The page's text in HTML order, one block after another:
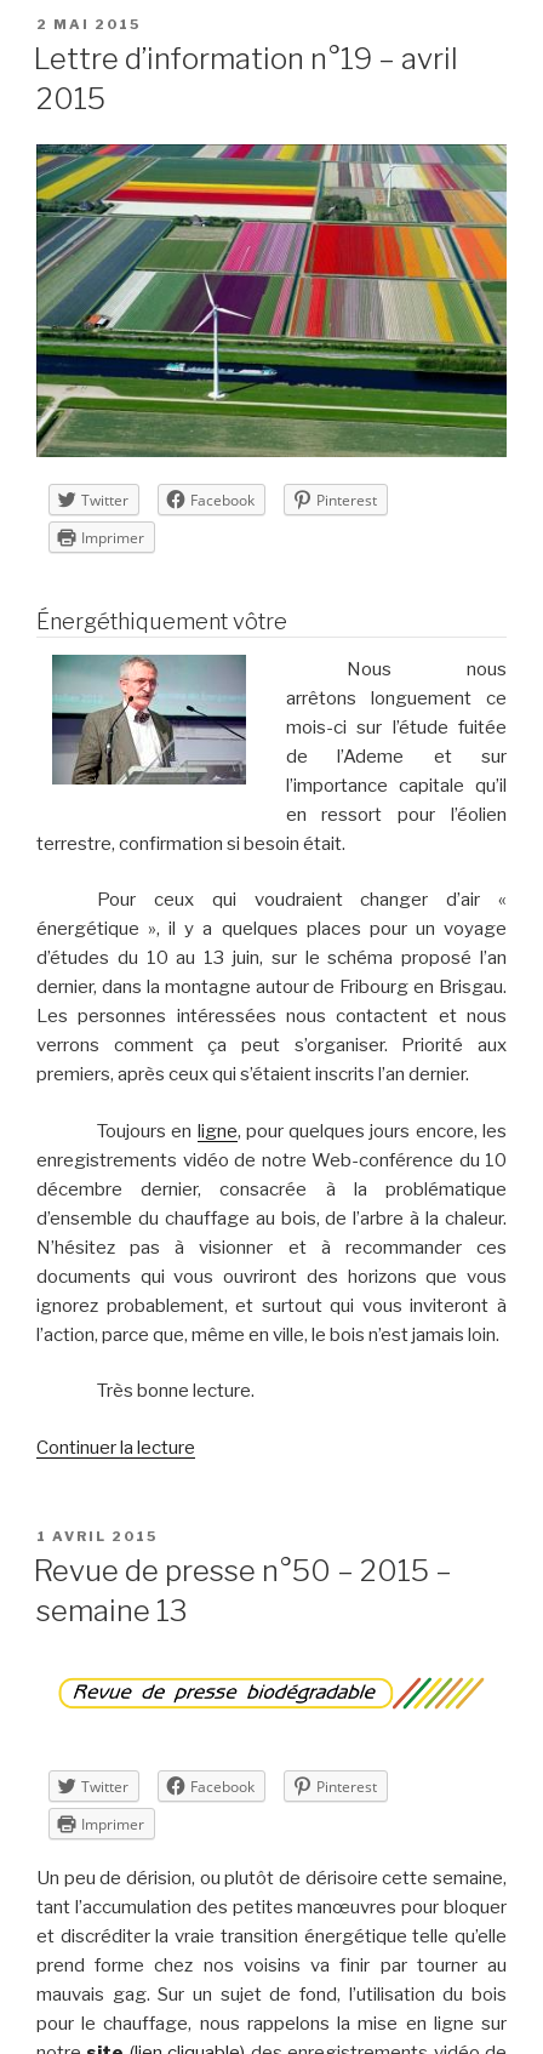
–
programme »
PUBLIÉ
LE
2 MAI 2015
Lettre d’information n°19 – avril
2015
Twitter Facebook
Pinterest
Imprimer
Énergéthiquement vôtre
Nous nous
arrêtons longuement ce
mois-ci sur l’étude fuitée
de l’Ademe et sur
l’importance capitale qu’il
en ressort pour l’éolien
terrestre, confirmation si besoin était.
Pour ceux qui voudraient changer d’air «
énergétique », il y a quelques places pour un voyage
d’études du 10 au 13 juin, sur le schéma proposé l’an
dernier, dans la montagne autour de Fribourg en Brisgau.
Les personnes intéressées nous contactent et nous
verrons comment ça peut s’organiser. Priorité aux
premiers, après ceux qui s’étaient inscrits l’an dernier.
Toujours en ligne, pour quelques jours encore, les
enregistrements vidéo de notre Web-conférence du 10
décembre dernier, consacrée à la problématique
d’ensemble du chauffage au bois, de l’arbre à la chaleur.
N’hésitez pas à visionner et à recommander ces
documents qui vous ouvriront des horizons que vous
ignorez probablement, et surtout qui vous inviteront à
l’action, parce que, même en ville, le bois n’est jamais loin.
Très bonne lecture.
Continuer la lecture
–
PUBLIÉ
LE
1 AVRIL 2015
Revue de presse n°50 – 2015 –
semaine 13
Twitter Facebook
Pinterest
Imprimer
Un peu de dérision, ou plutôt de dérisoire cette semaine,
tant l’accumulation des petites manœuvres pour bloquer
et discréditer la vraie transition énergétique telle qu’elle
prend forme chez nos voisins va finir par tourner au
mauvais gag. Sur un sujet de fond, l’utilisation du bois
pour le chauffage, nous rappelons la mise en ligne sur